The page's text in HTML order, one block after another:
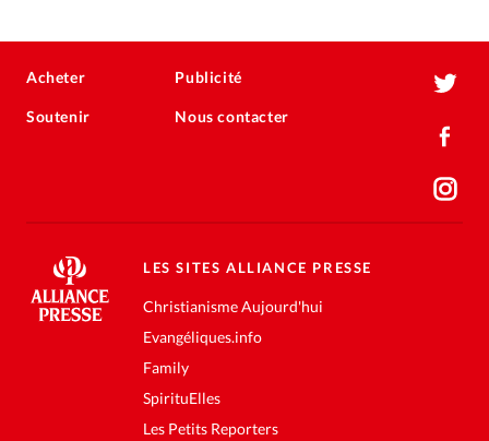
Acheter
Soutenir
Publicité
Nous contacter
LES SITES ALLIANCE PRESSE
Christianisme Aujourd'hui
Evangéliques.info
Family
SpirituElles
Les Petits Reporters